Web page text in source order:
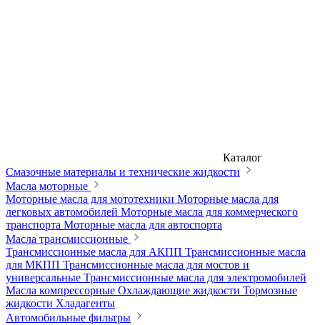
Каталог
Смазочные материалы и технические жидкости
Масла моторные
Моторные масла для мототехники Моторные масла для
легковых автомобилей Моторные масла для коммерческого
транспорта Моторные масла для автоспорта
Масла трансмиссионные
Трансмиссионные масла для АКПП Трансмиссионные масла
для МКПП Трансмиссионные масла для мостов и
универсальные Трансмиссионные масла для электромобилей
Масла компрессорные Охлаждающие жидкости Тормозные
жидкости Хладагенты
Автомобильные фильтры